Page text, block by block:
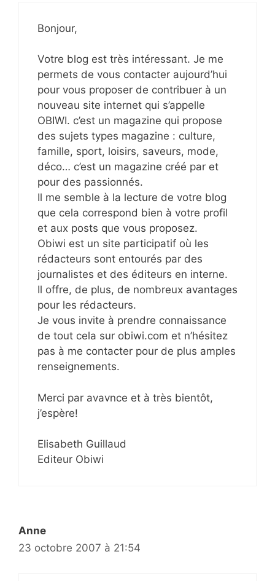
Bonjour,
Votre blog est très intéressant. Je me
permets de vous contacter aujourd’hui
pour vous proposer de contribuer à un
nouveau site internet qui s’appelle
OBIWI. c’est un magazine qui propose
des sujets types magazine : culture,
famille, sport, loisirs, saveurs, mode,
déco… c’est un magazine créé par et
pour des passionnés.
Il me semble à la lecture de votre blog
que cela correspond bien à votre profil
et aux posts que vous proposez.
Obiwi est un site participatif où les
rédacteurs sont entourés par des
journalistes et des éditeurs en interne.
Il offre, de plus, de nombreux avantages
pour les rédacteurs.
Je vous invite à prendre connaissance
de tout cela sur obiwi.com et n’hésitez
pas à me contacter pour de plus amples
renseignements.
Merci par avavnce et à très bientôt,
j’espère!
Elisabeth Guillaud
Editeur Obiwi
Anne
23 octobre 2007 à 21:54